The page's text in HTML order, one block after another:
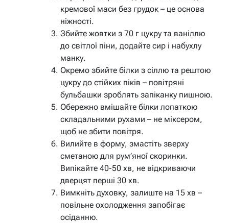
кремової маси без грудок – це основа
ніжності.
Збийте жовтки з 70 г цукру та ваніллю
до світлої піни, додайте сир і набухлу
манку.
Окремо збийте білки з сіллю та рештою
цукру до стійких піків – повітряні
бульбашки зроблять запіканку пишною.
Обережно вмішайте білки лопаткою
складальними рухами – не міксером,
щоб не збити повітря.
Вилийте в форму, змастіть зверху
сметаною для рум’яної скоринки.
Випікайте 40-50 хв, не відкриваючи
дверцят перші 30 хв.
Вимкніть духовку, залиште на 15 хв –
повільне охолодження запобігає
осіданню.